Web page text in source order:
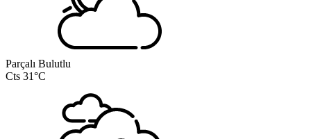
Parçalı Bulutlu
Cts 31°C